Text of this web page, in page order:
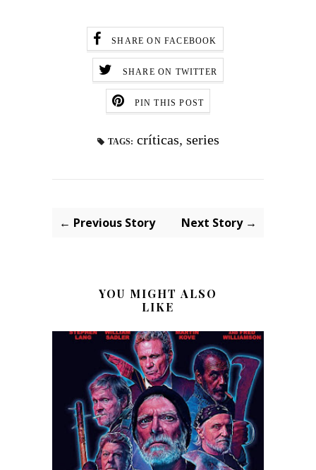
SHARE ON FACEBOOK
SHARE ON TWITTER
PIN THIS POST
TAGS: críticas, series
← Previous Story Next Story →
YOU MIGHT ALSO
LIKE